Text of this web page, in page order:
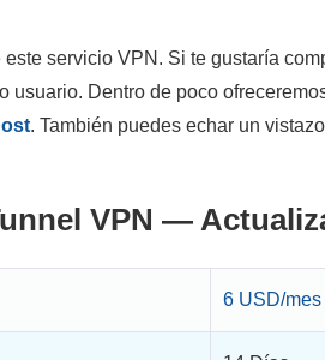
servicio VPN. Si te gustaría
usuario. Dentro de poco
. También puedes echar un
VPN —
6 USD/mes